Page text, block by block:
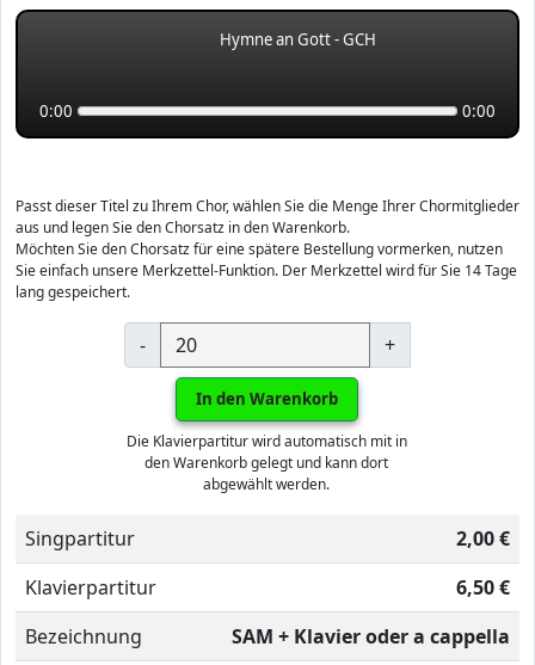
Hymne an Gott - GCH
0:00 0:00
Passt dieser Titel zu Ihrem Chor, wählen Sie die Menge Ihrer Chormitglieder
aus und legen Sie den Chorsatz in den Warenkorb.
Möchten Sie den Chorsatz für eine spätere Bestellung vormerken, nutzen
Sie einfach unsere Merkzettel-Funktion. Der Merkzettel wird für Sie 14 Tage
lang gespeichert.
- +
In den Warenkorb
Die Klavierpartitur wird automatisch mit in
den Warenkorb gelegt und kann dort
abgewählt werden.
Singpartitur
2,00 €
Klavierpartitur
6,50 €
Bezeichnung
SAM + Klavier oder a cappella